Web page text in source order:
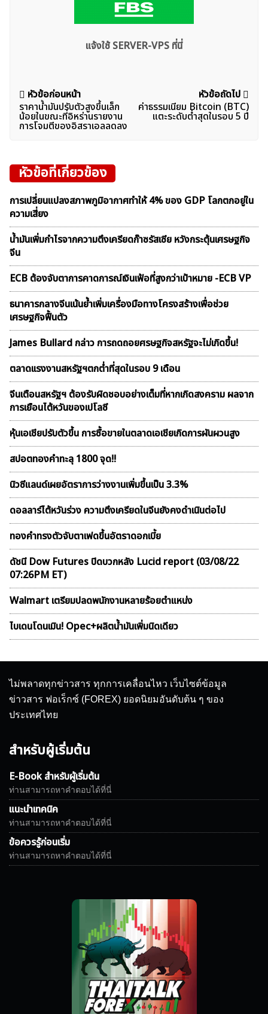
แจ้งใช้ SERVER-VPS ที่นี่
แนะแนว
เรื่อง
หัวข้อก่อนหน้า
ราคาน้ำมันปรับตัวสูงขึ้นเล็ก
น้อยในขณะที่อิหร่านรายงาน
การโจมตีของอิสราเอลลดลง
หัวข้อถัดไป
ค่าธรรมเนียม Bitcoin (BTC)
แตะระดับต่ำสุดในรอบ 5 ปี
หัวข้อที่เกี่ยวข้อง
การเปลี่ยนแปลงสภาพภูมิอากาศทำให้ 4% ของ GDP โลกตกอยู่ใน
ความเสี่ยง
น้ำมันเพิ่มกำไรจากความตึงเครียดก๊าซรัสเซีย หวังกระตุ้นเศรษฐกิจ
จีน
ECB ต้องจับตาการคาดการณ์เงินเฟ้อที่สูงกว่าเป้าหมาย -ECB VP
ธนาคารกลางจีนเน้นย้ำเพิ่มเครื่องมือทางโครงสร้างเพื่อช่วย
เศรษฐกิจฟื้นตัว
James Bullard กล่าว การถดถอยศรษฐกิจสหรัฐจะไม่เกิดขึ้น!
ตลาดเเรงงานสหรัฐฯตกต่ำที่สุดในรอบ 9 เดือน
จีนเตือนสหรัฐฯ ต้องรับผิดชอบอย่างเต็มที่หากเกิดสงคราม ผลจาก
การเยือนไต้หวันของเปโลซี
หุ้นเอเชียปรับตัวขึ้น การซื้อขายในตลาดเอเชียเกิดการผันผวนสูง
สปอตทองคำทะลุ 1800 จุด!!
นิวซีแลนด์เผยอัตราการว่างงานเพิ่มขึ้นเป็น 3.3%
ดอลลาร์ไต้หวันร่วง ความตึงเครียดในจีนยังคงดำเนินต่อไป
ทองคำทรงตัวจับตาเฟดขึ้นอัตราดอกเบี้ย
ดัชนี Dow Futures ปิดบวกหลัง Lucid report (03/08/22
07:26PM ET)
Walmart เตรียมปลดพนักงานหลายร้อยตำแหน่ง
ไบเดนโดนเมิน! Opec+ผลิตน้ำมันเพิ่มนิดเดียว
ไม่พลาดทุกข่าวสาร ทุกการเคลื่อนไหว เว็บไซต์ข้อมูล
ข่าวสาร ฟอเร็กซ์ (FOREX) ยอดนิยมอันดับต้น ๆ ของ
ประเทศไทย
สำหรับผู้เริ่มต้น
E-Book สำหรับผู้เริ่มต้น
ท่านสามารถหาคำตอบได้ที่นี่
แนะนำเทคนิค
ท่านสามารถหาคำตอบได้ที่นี่
ข้อควรรู้ก่อนเริ่ม
ท่านสามารถหาคำตอบได้ที่นี่